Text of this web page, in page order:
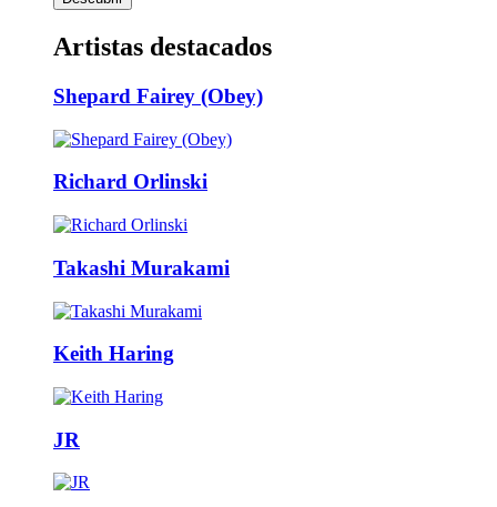
Artistas destacados
Shepard Fairey (Obey)
Richard Orlinski
Takashi Murakami
Keith Haring
JR